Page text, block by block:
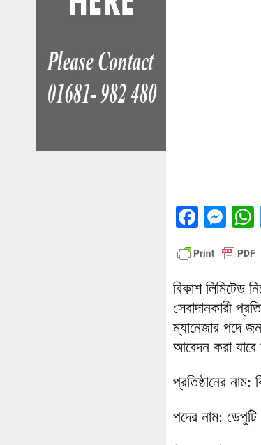
বিকাশ লিমিটেড
সেবাদানকারী
ম্যানেজার পদে
আবেদন করা
প্রতিষ্ঠানের নাম:
পদের নাম: ডেপুটি